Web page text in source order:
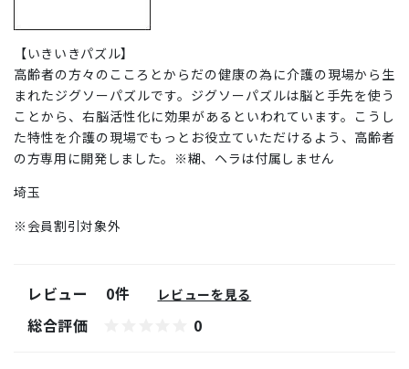
【いきいきパズル】
高齢者の方々のこころとからだの健康の為に介護の現場から生
まれたジグソーパズルです。ジグソーパズルは脳と手先を使う
ことから、右脳活性化に効果があるといわれています。こうし
た特性を介護の現場でもっとお役立ていただけるよう、高齢者
の方専用に開発しました。※糊、ヘラは付属しません
埼玉
※会員割引対象外
レビュー 0件 レビューを見る
総合評価 0